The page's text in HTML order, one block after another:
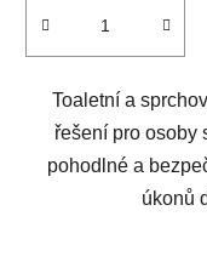
Toaletní a
řešení pro osoby
pohodlné a
úkonů